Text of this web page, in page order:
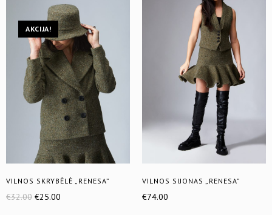
AKCIJA!
VILNOS SKRYBĖLĖ „RENESA”
€32.00 €25.00
VILNOS SIJONAS „RENESA”
€74.00